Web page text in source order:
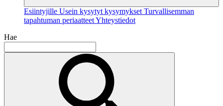
Esiintyjille Usein kysytyt kysymykset Turvallisemman
tapahtuman periaatteetYhteystiedot
Hae